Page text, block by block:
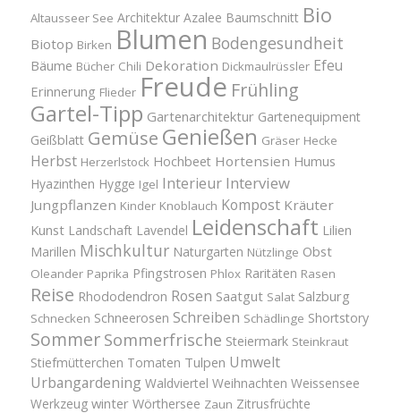
Altausseer See Architektur Azalee Baumschnitt Bio
Biotop Birken Blumen Bodengesundheit
Bäume Bücher Chili Dekoration Dickmaulrüssler Efeu
Erinnerung Flieder Freude Frühling
Gartel-Tipp Gartenarchitektur Gartenequipment
Geißblatt Gemüse Genießen Gräser Hecke
Herbst Herzerlstock Hochbeet Hortensien Humus
Hyazinthen Hygge Igel Interieur Interview
Jungpflanzen Kinder Knoblauch Kompost Kräuter
Kunst Landschaft Lavendel Leidenschaft Lilien
Marillen Mischkultur Naturgarten Nützlinge Obst
Oleander Paprika Pfingstrosen Phlox Raritäten Rasen
Reise Rhododendron Rosen Saatgut Salat Salzburg
Schnecken Schneerosen Schreiben Schädlinge Shortstory
Sommer Sommerfrische Steiermark Steinkraut
Stiefmütterchen Tomaten Tulpen Umwelt
Urbangardening Waldviertel Weihnachten Weissensee
Werkzeug winter Wörthersee Zaun Zitrusfrüchte